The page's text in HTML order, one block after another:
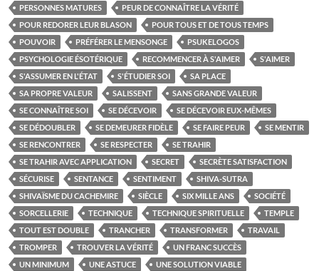
PERSONNES MATURES
PEUR DE CONNAÎTRE LA VÉRITÉ
POUR REDORER LEUR BLASON
POUR TOUS ET DE TOUS TEMPS
POUVOIR
PRÉFÉRER LE MENSONGE
PSUKELOGOS
PSYCHOLOGIE ÉSOTÉRIQUE
RECOMMENCER À S'AIMER
S'AIMER
S'ASSUMER EN L'ÉTAT
S'ÉTUDIER SOI
SA PLACE
SA PROPRE VALEUR
SALISSENT
SANS GRANDE VALEUR
SE CONNAÎTRE SOI
SE DÉCEVOIR
SE DÉCEVOIR EUX-MÊMES
SE DÉDOUBLER
SE DEMEURER FIDÈLE SE FAIRE PEUR
SE MENTIR
SE RENCONTRER
SE RESPECTER
SE TRAHIR
SE TRAHIR AVEC APPLICATION
SECRET
SECRÈTE SATISFACTION
SÉCURISE
SENTANCE SENTIMENT
SHIVA-SUTRA
SHIVAÏSME DU CACHEMIRE
SIÈCLE SIX MILLE ANS
SOCIÉTÉ
SORCELLERIE
TECHNIQUE TECHNIQUE SPIRITUELLE
TEMPLE
TOUT EST DOUBLE
TRANCHER TRANSFORMER
TRAVAIL
TROMPER
TROUVER LA VÉRITÉ
UN FRANC SUCCÈS
UN MINIMUM
UNE ASTUCE
UNE SOLUTION VIABLE